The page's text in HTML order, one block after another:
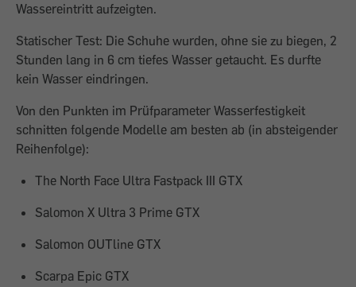
Wassereintritt aufzeigten.
Statischer Test: Die Schuhe wurden, ohne sie zu biegen, 2
Stunden lang in 6 cm tiefes Wasser getaucht. Es durfte
kein Wasser eindringen.
Von den Punkten im Prüfparameter Wasserfestigkeit
schnitten folgende Modelle am besten ab (in absteigender
Reihenfolge):
The North Face Ultra Fastpack III GTX
Salomon X Ultra 3 Prime GTX
Salomon OUTline GTX
Scarpa Epic GTX